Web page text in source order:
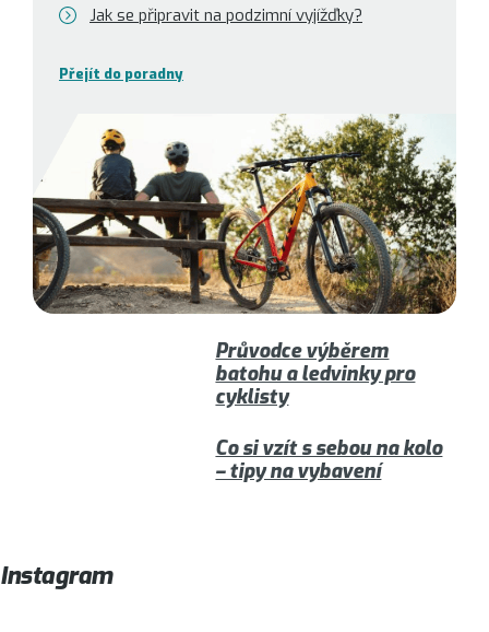
Jak se připravit na podzimní vyjížďky?
Přejít do poradny
Průvodce výběrem
batohu a ledvinky pro
cyklisty
Co si vzít s sebou na kolo
– tipy na vybavení
Instagram